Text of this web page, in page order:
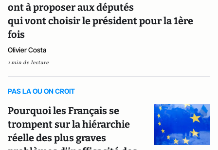
ont à proposer aux députés
qui vont choisir le président pour la 1ère
fois
Olivier Costa
1 min de lecture
PAS LA OU ON CROIT
Pourquoi les Français se
trompent sur la hiérarchie
réelle des plus graves